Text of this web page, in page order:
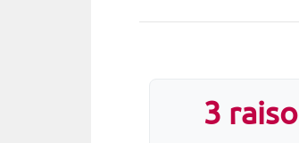
Destiné aux
d’ici fin décembre
3